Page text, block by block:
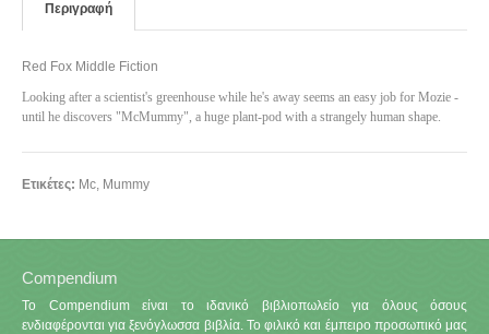
Περιγραφή
Red Fox Middle Fiction
Looking after a scientist's greenhouse while he's away seems an easy job for Mozie -
until he discovers "McMummy", a huge plant-pod with a strangely human shape.
Ετικέτες: Mc, Mummy
Compendium
Το Compendium είναι το ιδανικό βιβλιοπωλείο για όλους όσους
ενδιαφέρονται για ξενόγλωσσα βιβλία. Το φιλικό και έμπειρο προσωπικό μας